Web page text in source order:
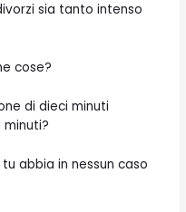
sia tanto intenso
cose?
di dieci minuti
abbia in nessun caso